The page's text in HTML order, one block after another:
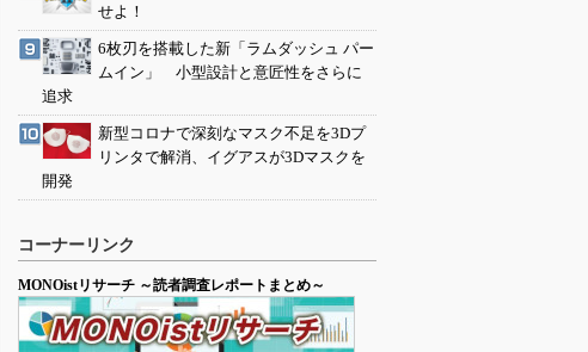
せよ！
6枚刃を搭載した新「ラムダッシュ パー
ムイン」 小型設計と意匠性をさらに
追求
新型コロナで深刻なマスク不足を3Dプ
リンタで解消、イグアスが3Dマスクを
開発
コーナーリンク
MONOistリサーチ ～読者調査レポートまとめ～